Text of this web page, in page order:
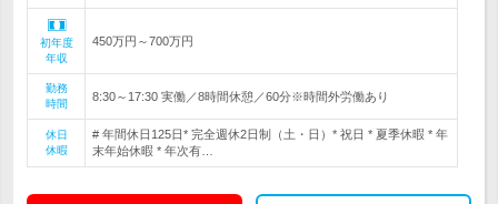
初年度
年収
450万円～700万円
勤務
時間
8:30～17:30 実働／8時間休憩／60分※時間外労働あり
休日
休暇
# 年間休日125日* 完全週休2日制（土・日）* 祝日 * 夏季休暇 * 年
末年始休暇 * 年次有…